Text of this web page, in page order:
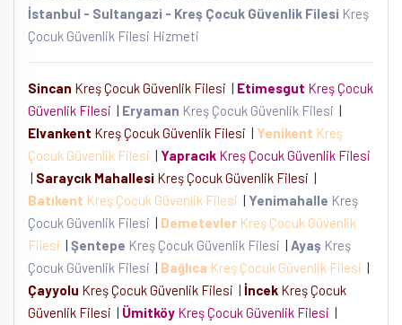
İstanbul - Sultangazi - Kreş Çocuk Güvenlik Filesi Kreş
Çocuk Güvenlik Filesi Hizmeti
Sincan Kreş Çocuk Güvenlik Filesi | Etimesgut Kreş Çocuk
Güvenlik Filesi | Eryaman Kreş Çocuk Güvenlik Filesi |
Elvankent Kreş Çocuk Güvenlik Filesi | Yenikent Kreş
Çocuk Güvenlik Filesi | Yapracık Kreş Çocuk Güvenlik Filesi
| Saraycık Mahallesi Kreş Çocuk Güvenlik Filesi |
Batıkent Kreş Çocuk Güvenlik Filesi | Yenimahalle Kreş
Çocuk Güvenlik Filesi | Demetevler Kreş Çocuk Güvenlik
Filesi | Şentepe Kreş Çocuk Güvenlik Filesi | Ayaş Kreş
Çocuk Güvenlik Filesi | Bağlıca Kreş Çocuk Güvenlik Filesi |
Çayyolu Kreş Çocuk Güvenlik Filesi | İncek Kreş Çocuk
Güvenlik Filesi | Ümitköy Kreş Çocuk Güvenlik Filesi |